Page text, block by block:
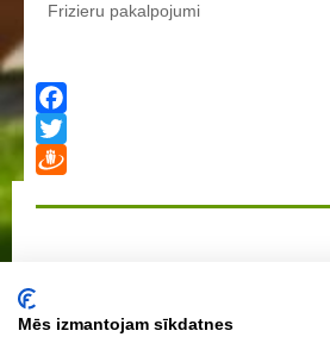
stundās
Kontakti
Projekti
Frizieru pakalpojumi
Facebook
Twitter
Mēs izmantojam sīkdatnes